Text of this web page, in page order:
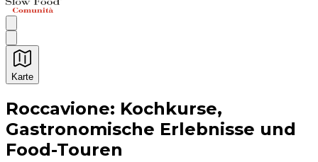
Karte
Unvergessliche kulinarische Erlebnisse:
Roccavione: Kochkurse,
Gastronomische Erlebnisse und
Food-Touren